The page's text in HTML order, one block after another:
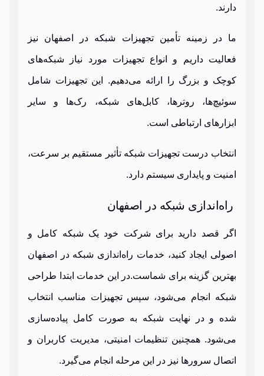
دارند.
ما در زمینه تأمین تجهیزات شبکه در اصفهان نیز
فعالیت داریم و انواع تجهیزات مورد نیاز شبکه‌های
کوچک و بزرگ را ارائه می‌دهیم. این تجهیزات شامل
سوئیچ‌ها، روترها، کابل‌های شبکه، رک‌ها و سایر
ابزارهای ارتباطی است.
انتخاب درست تجهیزات شبکه تأثیر مستقیم بر سرعت،
امنیت و پایداری سیستم دارد.
راه‌اندازی شبکه در اصفهان
اگر قصد دارید برای شرکت خود یک شبکه کامل و
اصولی ایجاد کنید، خدمات راه‌اندازی شبکه در اصفهان
بهترین گزینه برای شماست.در این خدمات ابتدا طراحی
شبکه انجام می‌شود، سپس تجهیزات مناسب انتخاب
شده و در نهایت شبکه به صورت کامل پیاده‌سازی
می‌شود. همچنین تنظیمات امنیتی، مدیریت کاربران و
اتصال سرورها نیز در این مرحله انجام می‌گیرد.